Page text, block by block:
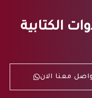
الكتابية
معنا الان